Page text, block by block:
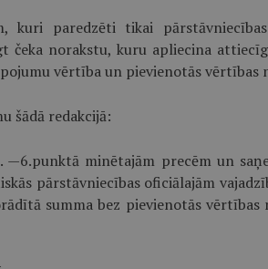
kuri paredzēti tikai
čeka norakstu, kuru apliecina
vērtība un pievienotās vērtības
šādā redakcijā:
—6.punktā minētajām precēm un
pārstāvniecības oficiālajām
summa bez pievienotās